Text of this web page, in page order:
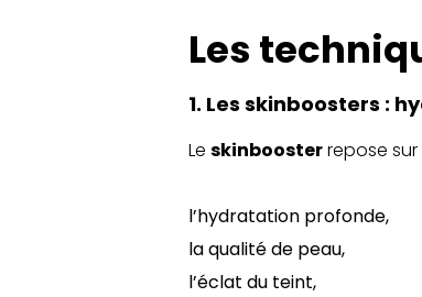
Les
1. Les skinboosters :
Le skinboosterrepose sur
l’hydratation profonde,
la qualité de peau,
l’éclat du teint,